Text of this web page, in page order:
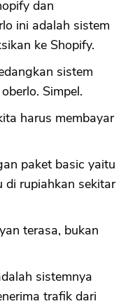
dan
ini adalah sistem
ke Shopify.
sistem
Simpel.
harus membayar
paket basic yaitu
di rupiahkan sekitar
terasa, bukan
sistemnya
trafik dari